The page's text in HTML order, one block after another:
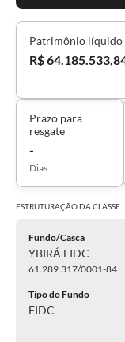
Patrimônio líquido
R$
Prazo para
resgate
-
Dias
ESTRUTURAÇÃO DACLASSE
Fundo/Casca
YBIRÁ FIDC
61.289.317/0001-84
Tipo do Fundo
FIDC